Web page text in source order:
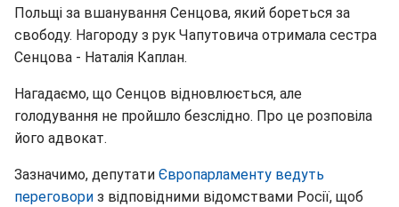
Польщі за вшанування Сенцова, який бореться за
свободу. Нагороду з рук Чапутовича отримала сестра
Сенцова - Наталія Каплан.
Нагадаємо, що Сенцов відновлюється, але
голодування не пройшло безслідно. Про це розповіла
його адвокат.
Зазначимо, депутати Європарламенту ведуть
переговори з відповідними відомствами Росії, щоб